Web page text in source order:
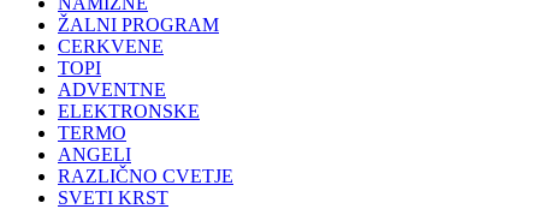
ŽALNI PROGRAM
CERKVENE
TOPI
ADVENTNE
ELEKTRONSKE
TERMO
ANGELI
RAZLIČNO CVETJE
SVETI KRST